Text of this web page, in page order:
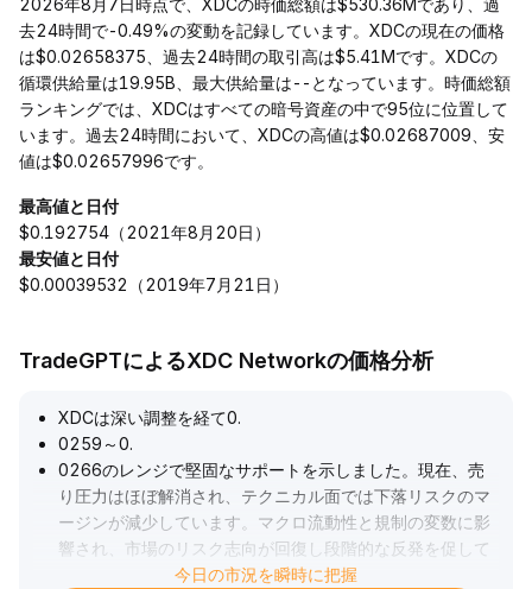
2026年8月7日時点で、XDCの時価総額は$530.36Mであり、過
去24時間で-0.49%の変動を記録しています。XDCの現在の価格
は$0.02658375、過去24時間の取引高は$5.41Mです。XDCの
循環供給量は19.95B、最大供給量は--となっています。時価総額
ランキングでは、XDCはすべての暗号資産の中で95位に位置して
います。過去24時間において、XDCの高値は$0.02687009、安
値は$0.02657996です。
最高値と日付
$0.192754（2021年8月20日）
最安値と日付
$0.00039532（2019年7月21日）
TradeGPTによるXDC Networkの価格分析
XDCは深い調整を経て0.
0259～0.
0266のレンジで堅固なサポートを示しました。現在、売
り圧力はほぼ解消され、テクニカル面では下落リスクのマ
ージンが減少しています。マクロ流動性と規制の変数に影
響され、市場のリスク志向が回復し段階的な反発を促して
いますが、明確な出来高のブレイクアウトがない限り、0
今日の市況を瞬時に把握